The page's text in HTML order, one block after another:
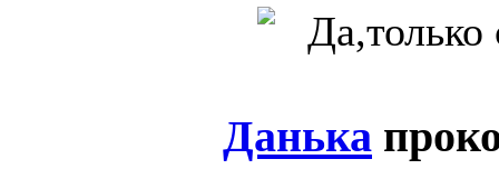
Да,только
Данька